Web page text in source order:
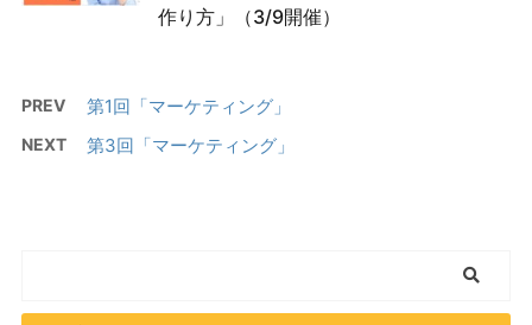
作り方」（3/9開催）
PREV 第1回「マーケティング」
NEXT 第3回「マーケティング」